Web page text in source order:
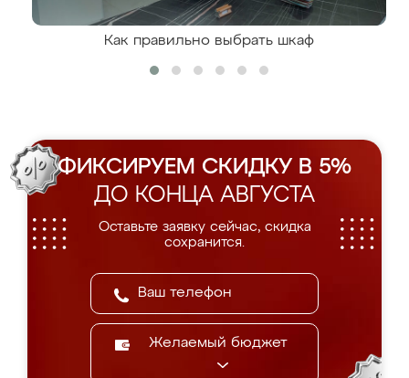
Как правильно выбрать шкаф
ФИКСИРУЕМ СКИДКУ В 5%
ДО КОНЦА АВГУСТА
Оставьте заявку сейчас, скидка
сохранится.
Желаемый бюджет